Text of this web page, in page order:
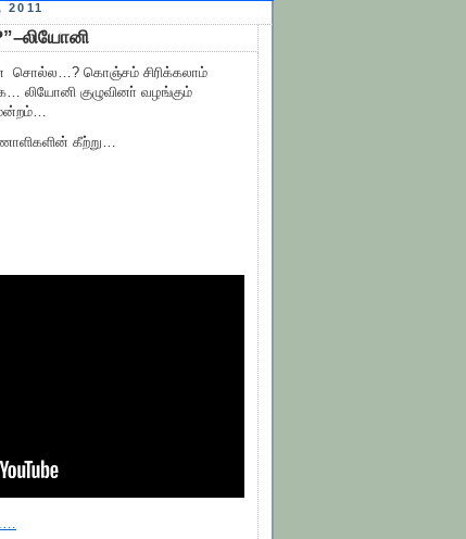
2011
சொல்ல…? கொஞ்சம் சிரிக்கலாம்
லியோனி குழுவினா் வழங்கும்
கீற்று…